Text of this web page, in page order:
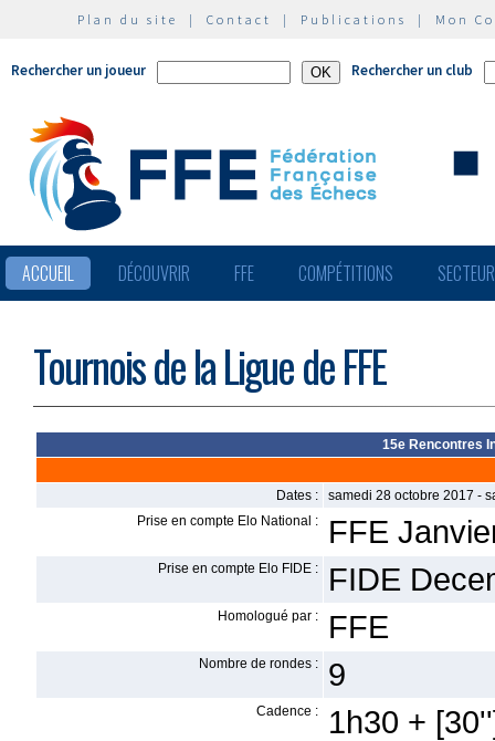
Plan du site | Contact | Publications | Mon
Rechercher un joueur Rechercher un club
ACCUEIL DÉCOUVRIR FFE COMPÉTITIONS
Tournois de la Ligue de FFE
15e Rencontres
Dates :
samedi 28 octobre 2017 -
Prise en compte Elo National :
FFE
Prise en compte Elo FIDE : FIDE
Homologué par : FFE
Nombre de rondes : 9
Cadence : 1h30 +